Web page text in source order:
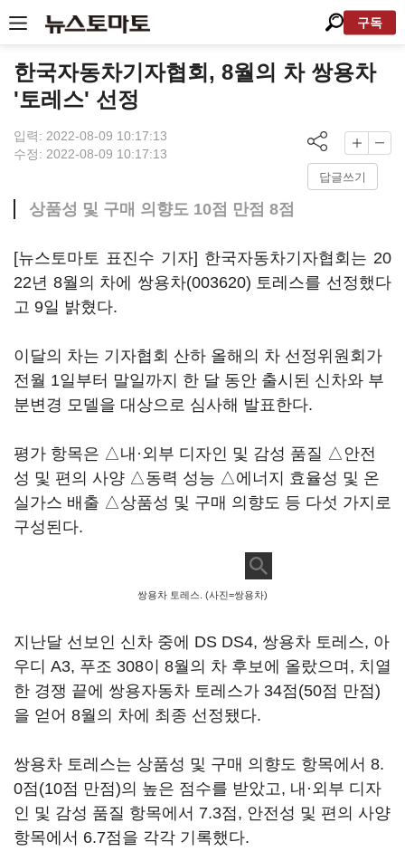
구독
한국자동차기자협회, 8월의 차 쌍용차
'토레스' 선정
입력: 2022-08-09 10:17:13
수정: 2022-08-09 10:17:13
답글쓰기
상품성 및 구매 의향도 10점 만점 8점
[뉴스토마토 표진수 기자] 한국자동차기자협회는 20
22년 8월의 차에 쌍용차(003620) 토레스를 선정했다
고 9일 밝혔다.
이달의 차는 기자협회 산하 올해의 차 선정위원회가
전월 1일부터 말일까지 한 달 동안 출시된 신차와 부
분변경 모델을 대상으로 심사해 발표한다.
평가 항목은 △내·외부 디자인 및 감성 품질 △안전
성 및 편의 사양 △동력 성능 △에너지 효율성 및 온
실가스 배출 △상품성 및 구매 의향도 등 다섯 가지로
구성된다.
쌍용차 토레스. (사진=쌍용차)
지난달 선보인 신차 중에 DS DS4, 쌍용차 토레스, 아
우디 A3, 푸조 308이 8월의 차 후보에 올랐으며, 치열
한 경쟁 끝에 쌍용자동차 토레스가 34점(50점 만점)
을 얻어 8월의 차에 최종 선정됐다.
쌍용차 토레스는 상품성 및 구매 의향도 항목에서 8.
0점(10점 만점)의 높은 점수를 받았고, 내·외부 디자
인 및 감성 품질 항목에서 7.3점, 안전성 및 편의 사양
항목에서 6.7점을 각각 기록했다.